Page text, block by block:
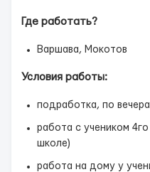
Где работать?
Варшава, Мокотов
Условия работы:
подработка, по
работа с учеником
школе)
работа на дому у